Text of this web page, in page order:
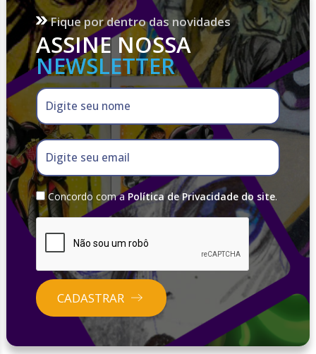
Fique por dentro das novidades
ASSINE NOSSA
NEWSLETTER
Digite seu nome
Digite seu email
Concordo com a Política de Privacidade do site.
CADASTRAR